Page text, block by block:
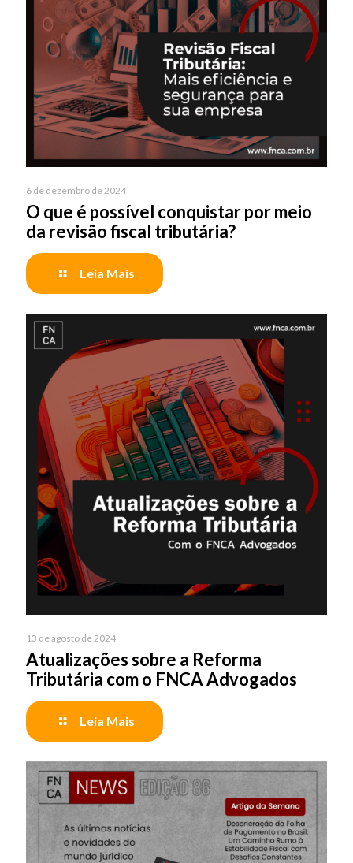
6 de dezembro de 2024
O que é possível conquistar por meio
da revisão fiscal tributária?
Leia Mais
13 de agosto de 2024
Atualizações sobre a Reforma
Tributária com o FNCA Advogados
Leia Mais